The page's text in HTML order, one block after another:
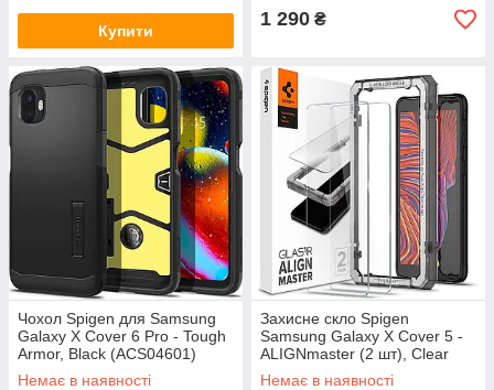
Купити
1 290 ₴
Чохол Spigen для Samsung
Galaxy X Cover 6 Pro - Tough
Armor, Black (ACS04601)
Немає в наявності
Захисне скло Spigen
Samsung Galaxy X Cover 5 -
ALIGNmaster (2 шт), Clear
(AGL03005)
Немає в наявності